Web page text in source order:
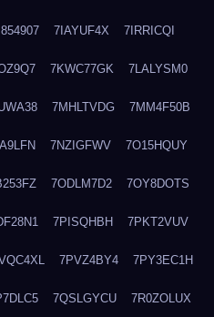
7IAYUF4X 7IRRICQI
7KWC77GK 7LALYSM0
7MHLTVDG 7MM4F50B
7NZIGFWV 7O15HQUY
7ODLM7D2 7OY8DOTS
7PISQHBH 7PKT2VUV
7PVZ4BY4 7PY3EC1H
7QSLGYCU 7R0ZOLUX